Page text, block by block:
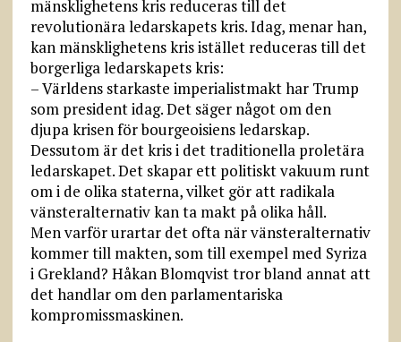
mänsklighetens kris reduceras till det
revolutionära ledarskapets kris. Idag, menar han,
kan mänsklighetens kris istället reduceras till det
borgerliga ledarskapets kris:
– Världens starkaste imperialistmakt har Trump
som president idag. Det säger något om den
djupa krisen för bourgeoisiens ledarskap.
Dessutom är det kris i det traditionella proletära
ledarskapet. Det skapar ett politiskt vakuum runt
om i de olika staterna, vilket gör att radikala
vänsteralternativ kan ta makt på olika håll.
Men varför urartar det ofta när vänsteralternativ
kommer till makten, som till exempel med Syriza
i Grekland? Håkan Blomqvist tror bland annat att
det handlar om den parlamentariska
kompromissmaskinen.